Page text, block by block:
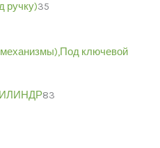
35
ключевой
83